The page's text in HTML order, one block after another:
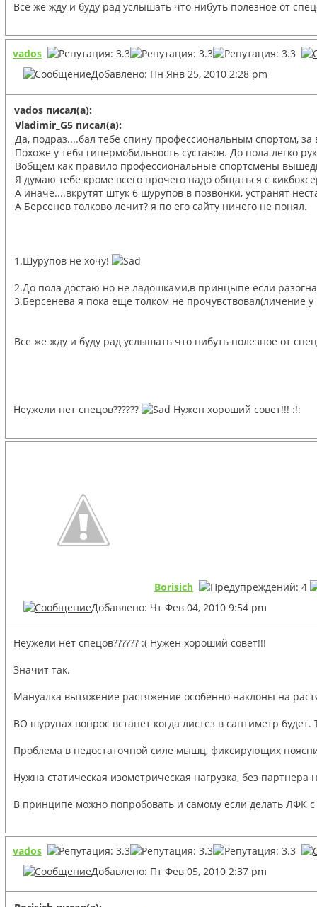
Все же жду и буду рад услышать что нибуть полезное от
vados
Добавлено: Пн Янв 25, 2010 2:28 pm
vados писал(а):
Vladimir_G5 писал(а):
Да, подраз....бал тебе спину профессиональным спортом,
Похоже у тебя гипермобильность суставов. До пола легко
Вобщем как правило профессиональные спортсмены
Я думаю тебе кроме всего прочего надо общаться с
А иначе....вкрутят штук 6 шурупов в позвонки, устранят
А Берсенев толково лечит? я по его сайту ничего не понял.
1.Шурупов не хочу!
2.До пола достаю но не ладошками,в принцыпе если
3.Берсенева я пока еще толком не прочувствовал(личение
Все же жду и буду рад услышать что нибуть полезное от
Неужели нет спецов?????? Нужен хороший совет!!! :!:
Borisich
Добавлено: Чт Фев 04, 2010 9:54 pm
Неужели нет спецов?????? :( Нужен хороший совет!!!
Значит так.
Мануалка вытяжение растяжение особенно наклоны на
ВО шурупах вопрос встанет когда листез в сантиметр будет.
Проблема в недостаточной силе мышц, фиксирующих
Нужна статическая изометрическая нагрузка, без
В принципе можно попробовать и самому если делать ЛФК с
vados
Добавлено: Пт Фев 05, 2010 2:37 pm